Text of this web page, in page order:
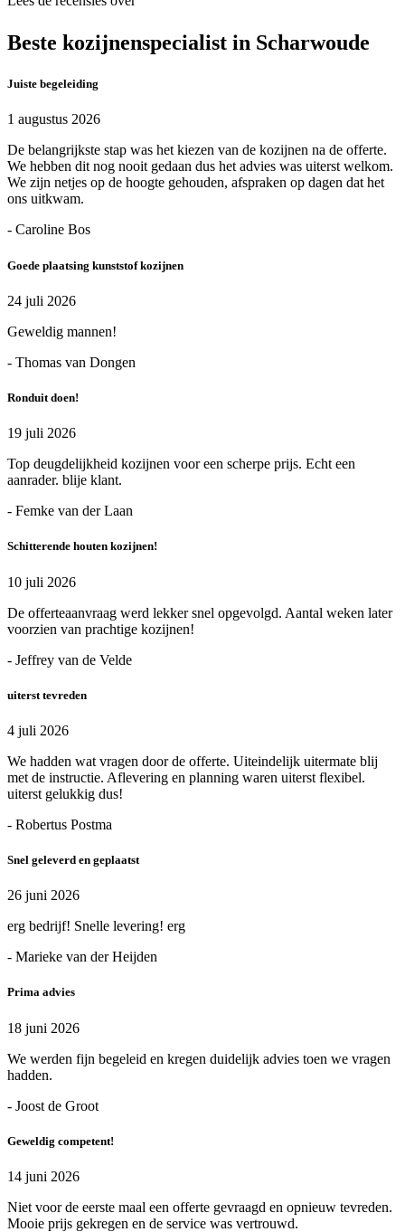
Beste kozijnenspecialist in Scharwoude
Juiste begeleiding
1 augustus 2026
De belangrijkste stap was het kiezen van de kozijnen na de offerte.
We hebben dit nog nooit gedaan dus het advies was uiterst welkom.
We zijn netjes op de hoogte gehouden, afspraken op dagen dat het
ons uitkwam.
- Caroline Bos
Goede plaatsing kunststof kozijnen
24 juli 2026
Geweldig mannen!
- Thomas van Dongen
Ronduit doen!
19 juli 2026
Top deugdelijkheid kozijnen voor een scherpe prijs. Echt een
aanrader. blije klant.
- Femke van der Laan
Schitterende houten kozijnen!
10 juli 2026
De offerteaanvraag werd lekker snel opgevolgd. Aantal weken later
voorzien van prachtige kozijnen!
- Jeffrey van de Velde
uiterst tevreden
4 juli 2026
We hadden wat vragen door de offerte. Uiteindelijk uitermate blij
met de instructie. Aflevering en planning waren uiterst flexibel.
uiterst gelukkig dus!
- Robertus Postma
Snel geleverd en geplaatst
26 juni 2026
erg bedrijf! Snelle levering! erg
- Marieke van der Heijden
Prima advies
18 juni 2026
We werden fijn begeleid en kregen duidelijk advies toen we vragen
hadden.
- Joost de Groot
Geweldig competent!
14 juni 2026
Niet voor de eerste maal een offerte gevraagd en opnieuw tevreden.
Mooie prijs gekregen en de service was vertrouwd.